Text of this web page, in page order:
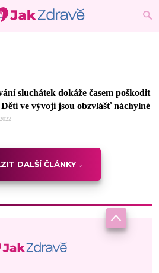
sluchátek dokáže časem poškodit
ve vývoji jsou obzvlášť náchylné
DALŠÍ ČLÁNKY